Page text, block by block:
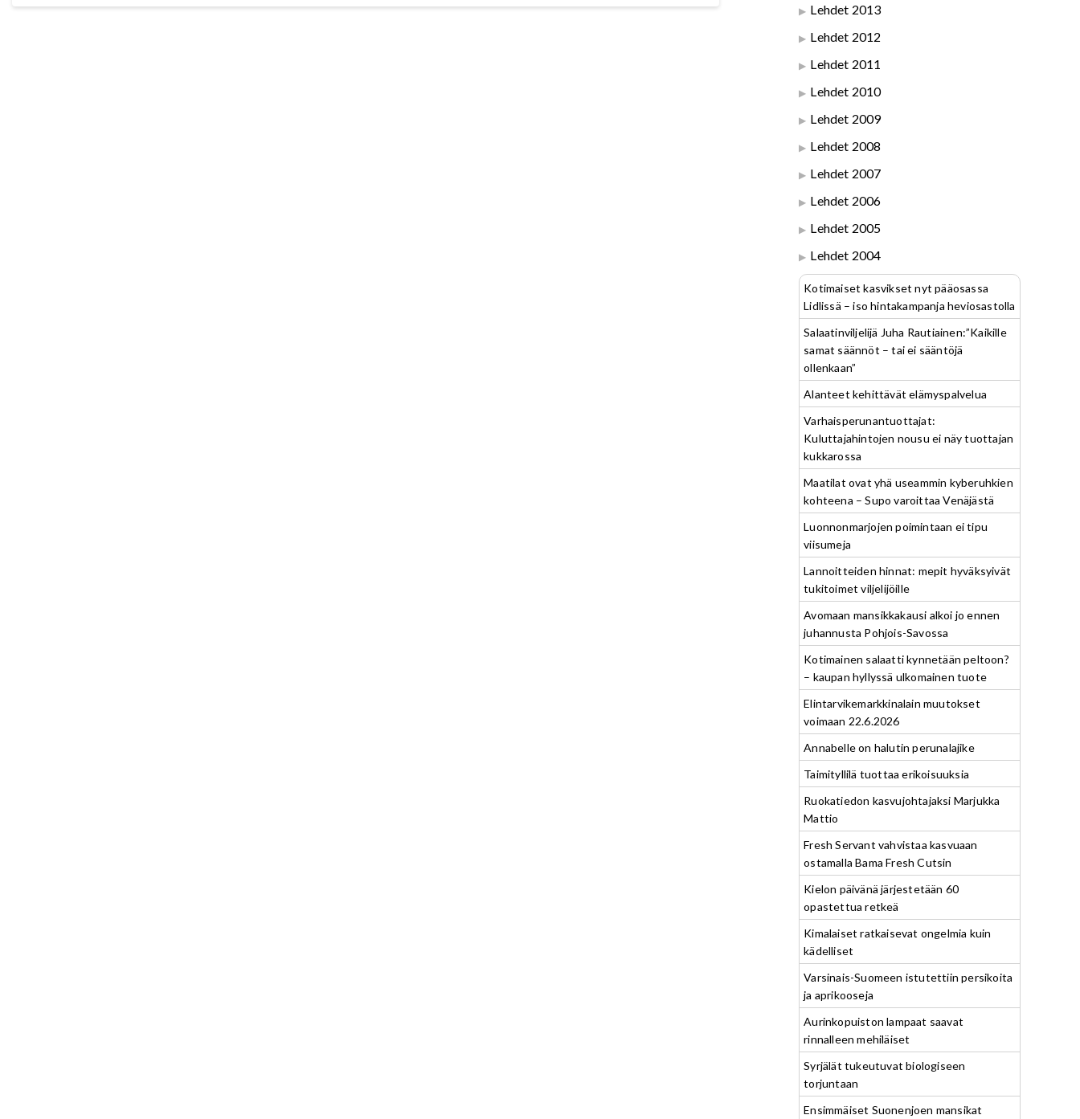
Lehdet 2013
Lehdet 2012
Lehdet 2011
Lehdet 2010
Lehdet 2009
Lehdet 2008
Lehdet 2007
Lehdet 2006
Lehdet 2005
Lehdet 2004
Kotimaiset kasvikset nyt pääosassa
Lidlissä – iso hintakampanja heviosastolla
Salaatinviljelijä Juha Rautiainen:”Kaikille
samat säännöt – tai ei sääntöjä
ollenkaan”
Alanteet kehittävät elämyspalvelua
Varhaisperunantuottajat:
Kuluttajahintojen nousu ei näy tuottajan
kukkarossa
Maatilat ovat yhä useammin kyberuhkien
kohteena – Supo varoittaa Venäjästä
Luonnonmarjojen poimintaan ei tipu
viisumeja
Lannoitteiden hinnat: mepit hyväksyivät
tukitoimet viljelijöille
Avomaan mansikkakausi alkoi jo ennen
juhannusta Pohjois-Savossa
Kotimainen salaatti kynnetään peltoon?
– kaupan hyllyssä ulkomainen tuote
Elintarvikemarkkinalain muutokset
voimaan 22.6.2026
Annabelle on halutin perunalajike
Taimityllilä tuottaa erikoisuuksia
Ruokatiedon kasvujohtajaksi Marjukka
Mattio
Fresh Servant vahvistaa kasvuaan
ostamalla Bama Fresh Cutsin
Kielon päivänä järjestetään 60
opastettua retkeä
Kimalaiset ratkaisevat ongelmia kuin
kädelliset
Varsinais-Suomeen istutettiin persikoita
ja aprikooseja
Aurinkopuiston lampaat saavat
rinnalleen mehiläiset
Syrjälät tukeutuvat biologiseen
torjuntaan
Ensimmäiset Suonenjoen mansikat